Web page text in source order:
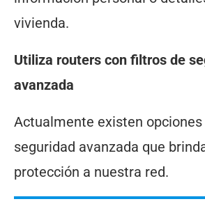
vivienda.
Utiliza routers con filtros de
avanzada
Actualmente existen
seguridad avanzada que
protección a nuestra red.